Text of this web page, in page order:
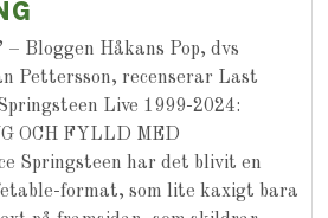
Bloggen Håkans Pop, dvs
Pettersson, recenserar Last
Live 1999-2024:
OCH FYLLD MED
Springsteen har det blivit en
format, som lite kaxigt bara